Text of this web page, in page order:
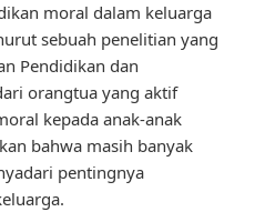
moral dalam keluarga
sebuah penelitian yang
Pendidikan dan
orangtua yang aktif
kepada anak-anak
bahwa masih banyak
pentingnya